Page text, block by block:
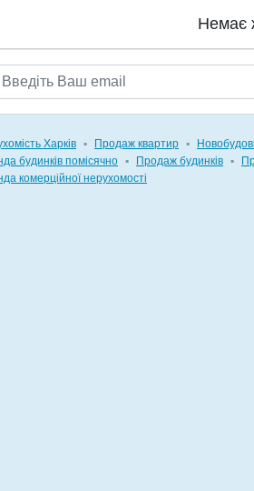
Немає
Харків ▪ Продаж квартир ▪
будинків помісячно ▪ Продаж будинків ▪
комерційної нерухомості